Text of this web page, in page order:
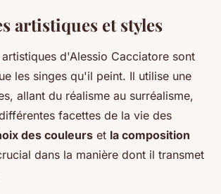
artistiques et styles
d'Alessio Cacciatore sont
les singes qu'il peint. Il utilise une
allant du réalisme au surréalisme,
facettes de la vie des
des couleurs et la composition
dans la manière dont il transmet